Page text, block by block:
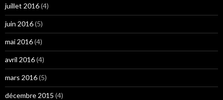
juillet 2016(4)
juin 2016(5)
mai 2016(4)
avril 2016(4)
mars 2016(5)
décembre 2015 (4)